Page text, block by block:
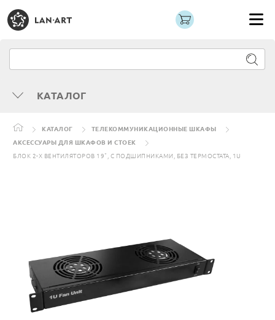
КАТАЛОГ
КАТАЛОГ
ТЕЛЕКОММУНИКАЦИОННЫЕ ШКАФЫ
АКСЕССУАРЫ ДЛЯ ШКАФОВ И СТОЕК
БЛОК 2-Х ВЕНТИЛЯТОРОВ 19", С ПОДШИПНИКАМИ, БЕЗ ТЕРМОСТАТА, 1U